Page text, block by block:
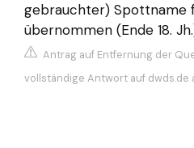
gebrauchter) Spottname
übernommen (Ende 18.
Antrag auf Entfernung der
vollständige Antwort auf dwds.de